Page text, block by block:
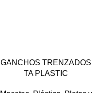
AMARILLO
BARRO
BLANCO
BORDÓ
GANCHOS TRENZADOS
TA PLASTIC